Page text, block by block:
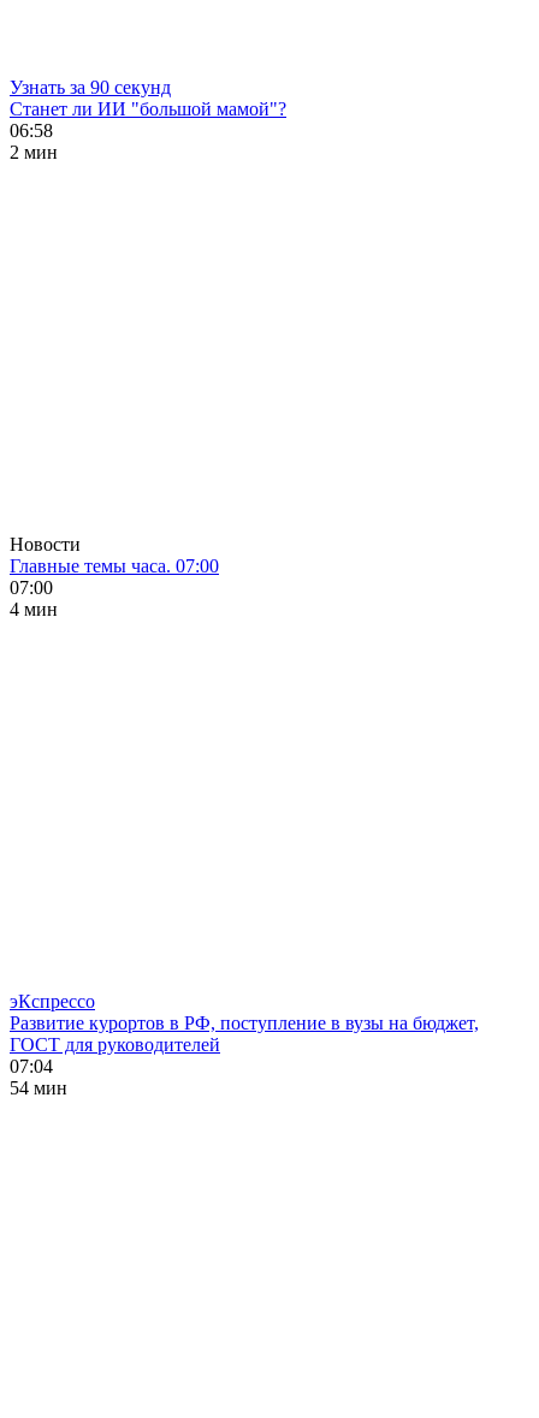
Узнать за 90 секунд
Станет ли ИИ "большой мамой"?
06:58
2 мин
Новости
Главные темы часа. 07:00
07:00
4 мин
эКспрессо
Развитие курортов в РФ, поступление в вузы на бюджет,
ГОСТ для руководителей
07:04
54 мин